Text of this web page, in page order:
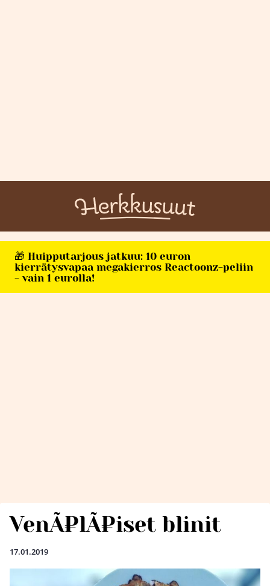
🎁 Huipputarjous jatkuu: 10 euron
kierrätysvapaa megakierros Reactoonz-peliin
- vain 1 eurolla!
VenÃ¤lÃ¤iset blinit
17.01.2019